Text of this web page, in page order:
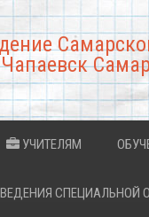
УЧИТЕЛЯМ
СПЕЦИАЛЬНОЙ